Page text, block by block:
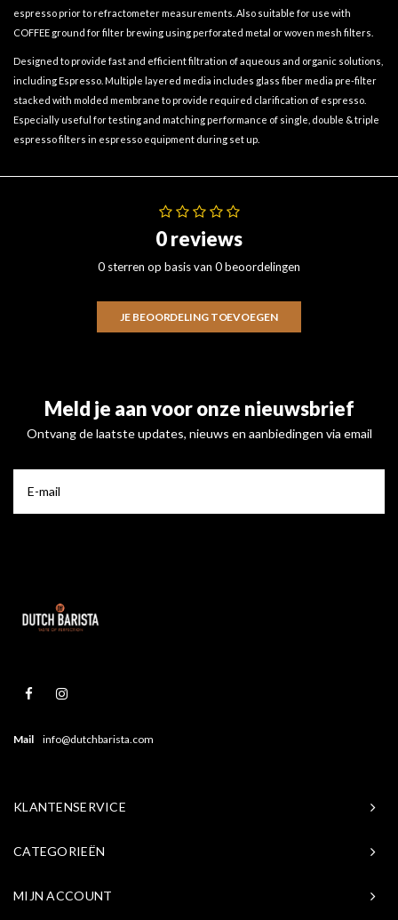
espresso prior to refractometer measurements. Also suitable for use with
COFFEE ground for filter brewing using perforated metal or woven mesh filters.
Designed to provide fast and efficient filtration of aqueous and organic solutions,
including Espresso. Multiple layered media includes glass fiber media pre-filter
stacked with molded membrane to provide required clarification of espresso.
Especially useful for testing and matching performance of single, double & triple
espresso filters in espresso equipment during set up.
0 reviews
0 sterren op basis van 0 beoordelingen
JE BEOORDELING TOEVOEGEN
Meld je aan voor onze nieuwsbrief
Ontvang de laatste updates, nieuws en aanbiedingen via email
Mail info@dutchbarista.com
KLANTENSERVICE
CATEGORIEËN
MIJN ACCOUNT